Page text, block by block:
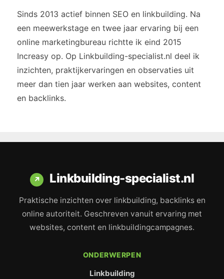
Sinds 2013 actief binnen SEO en linkbuilding. Na
een meewerkstage en twee jaar ervaring bij een
online marketingbureau richtte ik eind 2015
Increasy op. Op Linkbuilding-specialist.nl deel ik
inzichten, praktijkervaringen en observaties uit
meer dan tien jaar werken aan websites, content
en backlinks.
↗ Linkbuilding-specialist.nl
Praktische inzichten over linkbuilding, backlinks en
online autoriteit. Geschreven vanuit ervaring met
websites, content en linkbuildingcampagnes.
ONDERWERPEN
Linkbuilding